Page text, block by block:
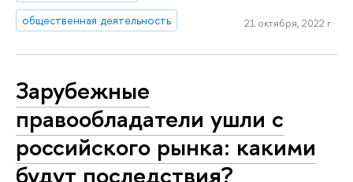
общественная деятельность
21 октября, 2022 г.
Зарубежные
правообладатели ушли с
российского рынка: какими
будут последствия?